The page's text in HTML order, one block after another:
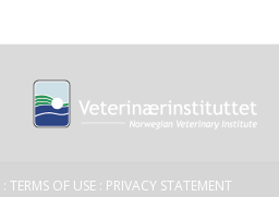
: TERMS OF USE: PRIVACY STATEMENT